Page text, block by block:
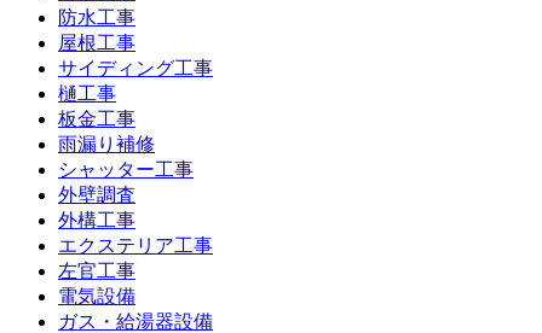
防水工事
屋根工事
サイディング工事
樋工事
板金工事
雨漏り補修
シャッター工事
外壁調査
外構工事
エクステリア工事
左官工事
電気設備
ガス・給湯器設備